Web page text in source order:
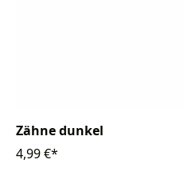
Zähne dunkel
4,99 €*